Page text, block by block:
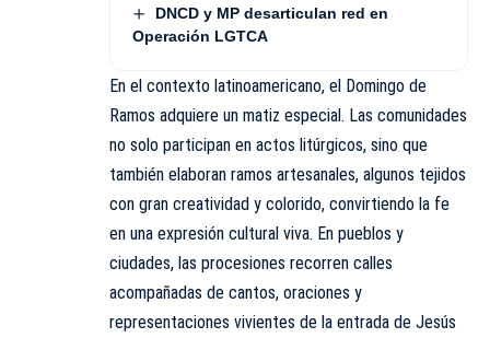
DNCD y MP desarticulan red en
Operación LGTCA
En el contexto latinoamericano, el Domingo de
Ramos adquiere un matiz especial. Las comunidades
no solo participan en actos litúrgicos, sino que
también elaboran ramos artesanales, algunos tejidos
con gran creatividad y colorido, convirtiendo la fe
en una expresión cultural viva. En pueblos y
ciudades, las procesiones recorren calles
acompañadas de cantos, oraciones y
representaciones vivientes de la entrada de Jesús